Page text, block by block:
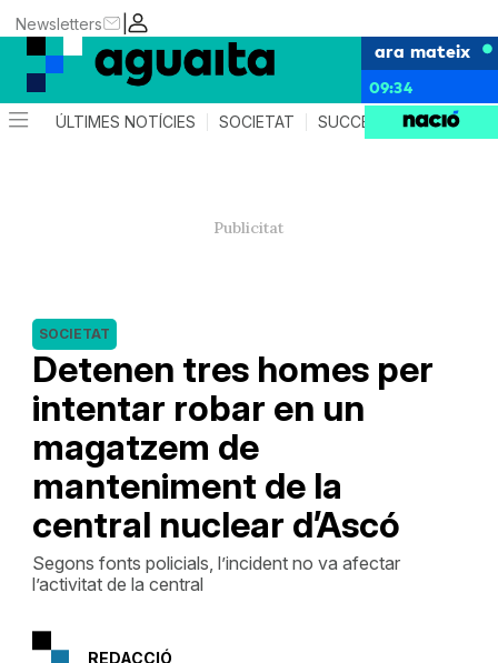
|
Newsletters
ara mateix
09:34
ÚLTIMES NOTÍCIES SOCIETAT SUCCESSOS AGENDA
Detenen tres homes per
intentar robar en un
magatzem de
manteniment de la
central nuclear d’Ascó
SOCIETAT
Segons fonts policials, l’incident no va afectar
l’activitat de la central
REDACCIÓ